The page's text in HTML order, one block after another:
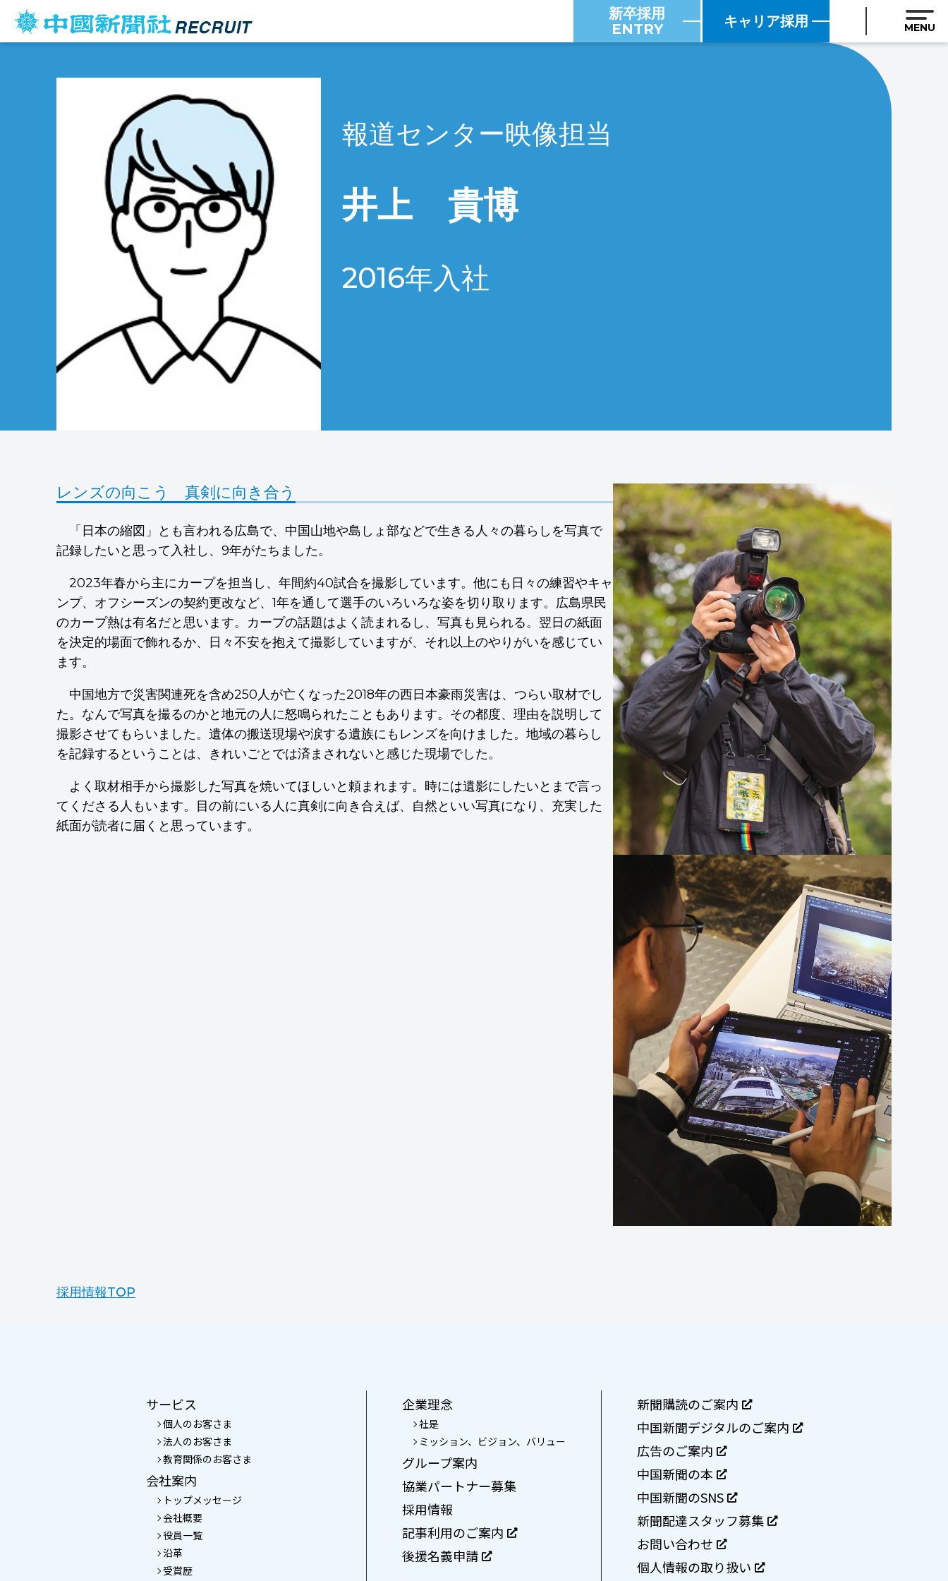
新卒採用
ENTRY
キャリア採用 MENU
報道センター映像担当
井上 貴博
2016年入社
レンズの向こう 真剣に向き合う
「日本の縮図」とも言われる広島で、中国山地や島しょ部などで生きる人々の暮らしを写真で
記録したいと思って入社し、9年がたちました。
2023年春から主にカープを担当し、年間約40試合を撮影しています。他にも日々の練習やキャ
ンプ、オフシーズンの契約更改など、1年を通して選手のいろいろな姿を切り取ります。広島県民
のカープ熱は有名だと思います。カープの話題はよく読まれるし、写真も見られる。翌日の紙面
を決定的場面で飾れるか、日々不安を抱えて撮影していますが、それ以上のやりがいを感じてい
ます。
中国地方で災害関連死を含め250人が亡くなった2018年の西日本豪雨災害は、つらい取材でし
た。なんで写真を撮るのかと地元の人に怒鳴られたこともあります。その都度、理由を説明して
撮影させてもらいました。遺体の搬送現場や涙する遺族にもレンズを向けました。地域の暮らし
を記録するということは、きれいごとでは済まされないと感じた現場でした。
よく取材相手から撮影した写真を焼いてほしいと頼まれます。時には遺影にしたいとまで言っ
てくださる人もいます。目の前にいる人に真剣に向き合えば、自然といい写真になり、充実した
紙面が読者に届くと思っています。
採用情報TOP
サービス
個人のお客さま
法人のお客さま
教育関係のお客さま
会社案内
トップメッセージ
会社概要
役員一覧
沿革
受賞歴
企業理念
社是
ミッション、ビジョン、バリュー
グループ案内
協業パートナー募集
採用情報
記事利用のご案内
後援名義申請
新聞購読のご案内
中国新聞デジタルのご案内
広告のご案内
中国新聞の本
中国新聞のSNS
新聞配達スタッフ募集
お問い合わせ
個人情報の取り扱い